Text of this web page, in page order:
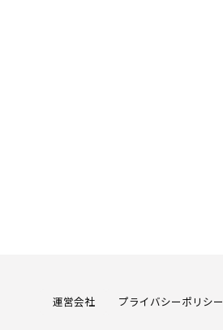
運営会社 プライバシーポリシー